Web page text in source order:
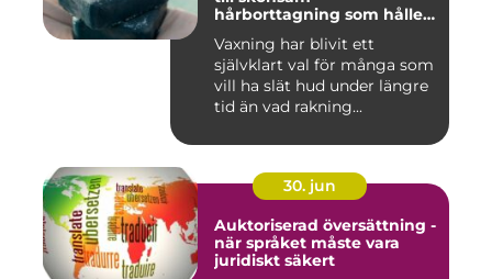
hårborttagning som håller
Vaxning har blivit ett
självklart val för många som
vill ha slät hud under längre
tid än vad rakning...
30. jun
Auktoriserad översättning -
när språket måste vara
juridiskt säkert